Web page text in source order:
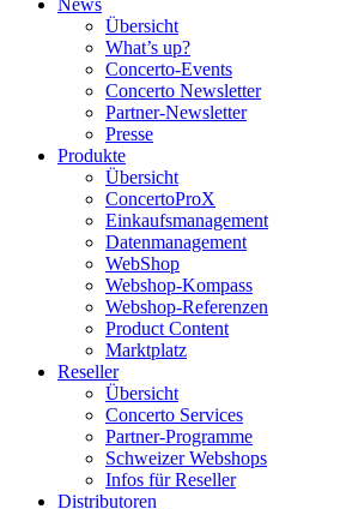
News
Übersicht
What’s up?
Concerto-Events
Concerto Newsletter
Partner-Newsletter
Presse
Produkte
Übersicht
ConcertoProX
Einkaufsmanagement
Datenmanagement
WebShop
Webshop-Kompass
Webshop-Referenzen
Product Content
Marktplatz
Reseller
Übersicht
Concerto Services
Partner-Programme
Schweizer Webshops
Infos für Reseller
Distributoren